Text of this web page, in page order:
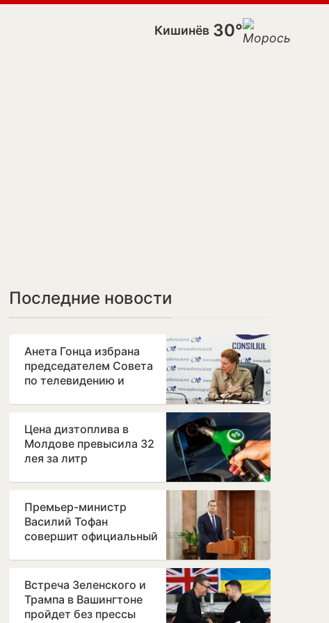
Кишинёв 30°
Последние новости
Анета Гонца избрана
председателем Совета
по телевидению и
Лилианы Вицу
Цена дизтоплива в
Молдове превысила 32
лея за литр
Премьер-министр
Василий Тофан
совершит официальный
Встреча Зеленского и
Трампа в Вашингтоне
пройдет без прессы